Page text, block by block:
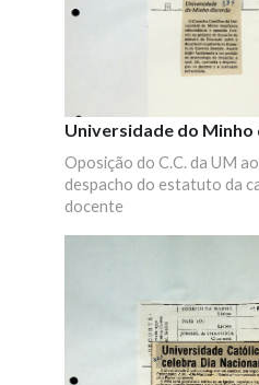
Universidade do Minho
Oposição do C.C. da UM
despacho do estatuto da
docente